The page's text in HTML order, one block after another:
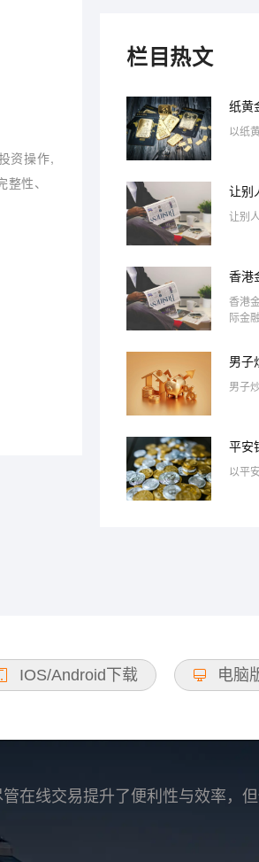
资操作,
性、
栏目热文
纸黄
以纸
让别
让别
香港
香港
际金
进行
此外
合适
男子
男子
平安
以平
IOS/Android下载 电脑
在线交易提升了便利性与效率，